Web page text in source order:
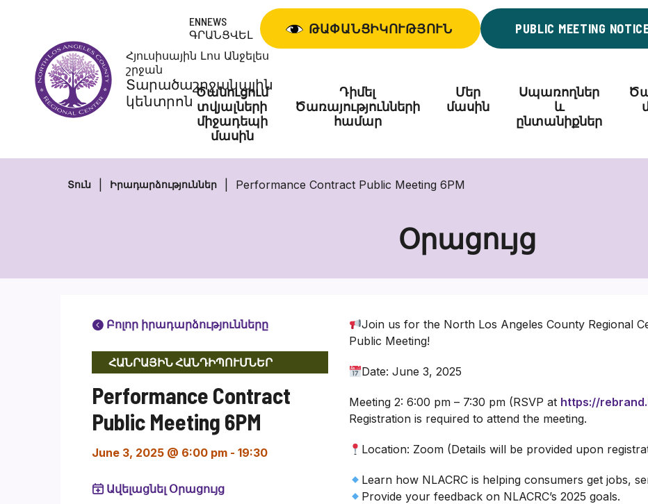
Հյուսիսային Լոս Անջելես
շրջան
Տարածաշրջանային
կենտրոն
ENNEWS
ԳՐԱՆՑՎԵԼ
ԹԱՓԱՆՑԻԿՈՒԹՅՈՒՆ PUBLIC MEETING
Ծանուցում
տվյալների
միջադեպի
մասին
Դիմել
Ծառայությունների
համար
Մեր
մասին
Սպառողներ
և
ընտանիքներ
Տուն Իրադարձություններ Performance Contract Public Meeting 6PM
Օրացույց
Բոլոր իրադարձությունները
ՀԱՆՐԱՅԻՆ ՀԱՆԴԻՊՈՒՄՆԵՐ
Performance Contract
Public Meeting 6PM
June 3, 2025 @ 6:00 pm - 19:30
Ավելացնել Օրացույց
Join us for the North Los Angeles County Regional
Public Meeting!
Date: June 3, 2025
Meeting 2: 6:00 pm – 7:30 pm (RSVP at https://
Registration is required to attend the meeting.
Location: Zoom (Details will be provided upon
Learn how NLACRC is helping consumers get jobs,
Provide your feedback on NLACRC’s 2025 goals.